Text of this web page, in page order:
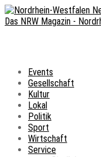
Events
Gesellschaft
Kultur
Lokal
Politik
Sport
Wirtschaft
Service